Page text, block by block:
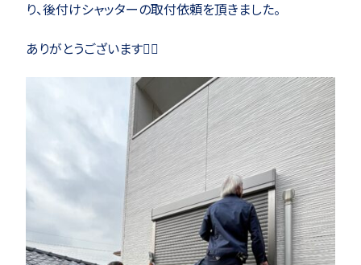
り、後付けシャッターの取付依頼を頂きました。
ありがとうございます🙇‍♂️